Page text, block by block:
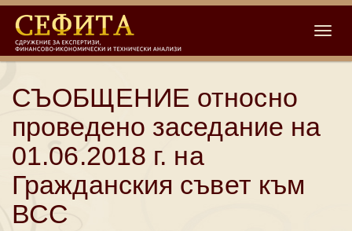
СЪОБЩЕНИЕ относно
проведено заседание на
01.06.2018 г. на
Гражданския съвет към
ВСС